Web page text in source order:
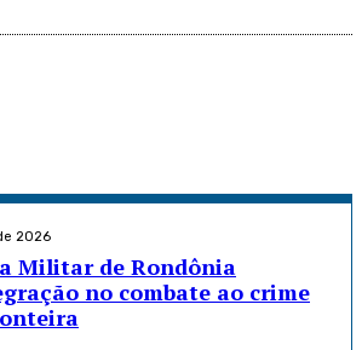
2026
Militar de Rondônia
no combate ao crime